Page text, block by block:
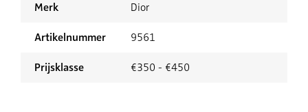
Merk Dior
Artikelnummer 9561
Prijsklasse €350 - €450